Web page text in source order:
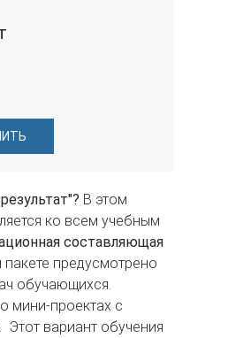
В этом
ко всем учебным
составляющая
пакете предусмотрено
обучающихся.
мини-проектах с
Этот вариант обучения